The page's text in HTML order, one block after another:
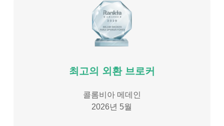
최고의 외환 브로커
콜롬비아 메데인
2026년 5월